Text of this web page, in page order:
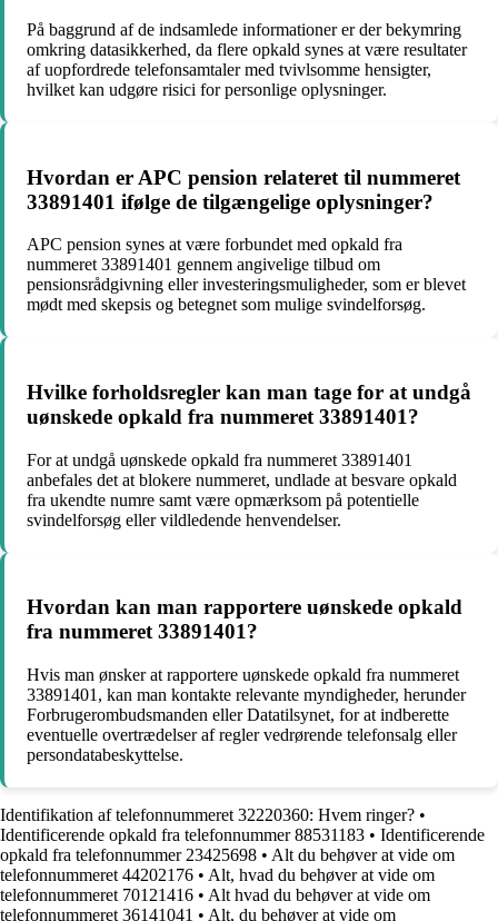
På baggrund af de indsamlede informationer er der bekymring
omkring datasikkerhed, da flere opkald synes at være resultater
af uopfordrede telefonsamtaler med tvivlsomme hensigter,
hvilket kan udgøre risici for personlige oplysninger.
Hvordan er APC pension relateret til nummeret
33891401 ifølge de tilgængelige oplysninger?
APC pension synes at være forbundet med opkald fra
nummeret 33891401 gennem angivelige tilbud om
pensionsrådgivning eller investeringsmuligheder, som er blevet
mødt med skepsis og betegnet som mulige svindelforsøg.
Hvilke forholdsregler kan man tage for at undgå
uønskede opkald fra nummeret 33891401?
For at undgå uønskede opkald fra nummeret 33891401
anbefales det at blokere nummeret, undlade at besvare opkald
fra ukendte numre samt være opmærksom på potentielle
svindelforsøg eller vildledende henvendelser.
Hvordan kan man rapportere uønskede opkald
fra nummeret 33891401?
Hvis man ønsker at rapportere uønskede opkald fra nummeret
33891401, kan man kontakte relevante myndigheder, herunder
Forbrugerombudsmanden eller Datatilsynet, for at indberette
eventuelle overtrædelser af regler vedrørende telefonsalg eller
persondatabeskyttelse.
Identifikation af telefonnummeret 32220360: Hvem ringer? •
Identificerende opkald fra telefonnummer 88531183 • Identificerende
opkald fra telefonnummer 23425698 • Alt du behøver at vide om
telefonnummeret 44202176 • Alt, hvad du behøver at vide om
telefonnummeret 70121416 • Alt hvad du behøver at vide om
telefonnummeret 36141041 • Alt, du behøver at vide om